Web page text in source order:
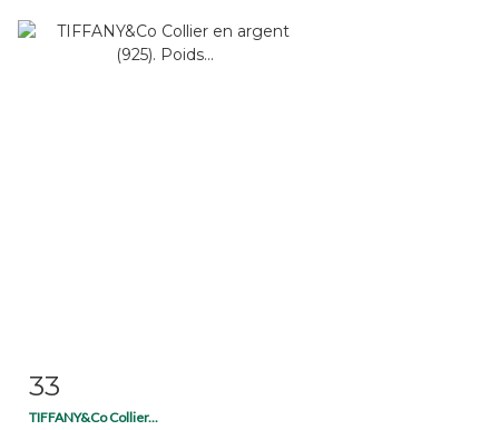
Fiche détaillée
33
TIFFANY&Co Collier...